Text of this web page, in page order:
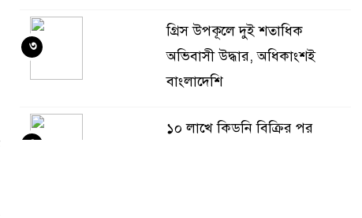
গ্রিস উপকূলে দুই শতাধিক
অভিবাসী উদ্ধার, অধিকাংশই
বাংলাদেশি
৩
১০ লাখে কিডনি বিক্রির পর
৪